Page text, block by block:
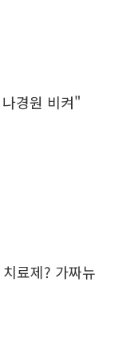
경원 비켜"
료제? 가짜뉴